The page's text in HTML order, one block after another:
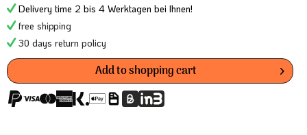
Delivery time 2 bis 4 Werktagen bei Ihnen!
free shipping
30 days return policy
Add toshopping cart